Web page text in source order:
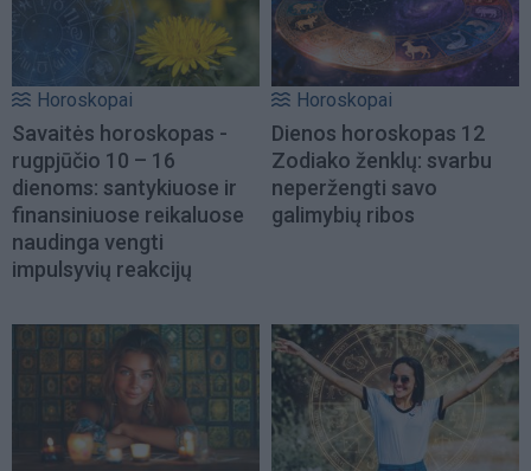
Horoskopai
Savaitės horoskopas -
rugpjūčio 10 – 16
dienoms: santykiuose ir
finansiniuose reikaluose
naudinga vengti
impulsyvių reakcijų
Horoskopai
Dienos horoskopas 12
Zodiako ženklų: svarbu
neperžengti savo
galimybių ribos